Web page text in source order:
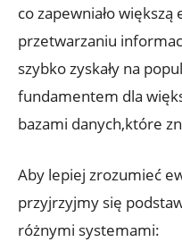
co zapewniało większą‌
przetwarzaniu
szybko zyskały na
fundamentem dla‌
⁤bazami⁣ danych,które
Aby lepiej zrozumieć
przyjrzyjmy się
‌różnymi systemami: